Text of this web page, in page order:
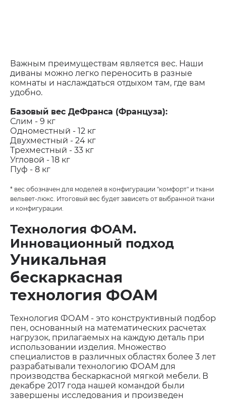
Важным преимуществам является вес. Наши
диваны можно легко переносить в разные
комнаты и наслаждаться отдыхом там, где вам
удобно.
Базовый вес ДеФранса (Француза):
Слим - 9 кг
Одноместный - 12 кг
Двухместный - 24 кг
Трехместный - 33 кг
Угловой - 18 кг
Пуф - 8 кг
* вес обозначен для моделей в конфигурации "комфорт" и ткани
вельвет-люкс. Итоговый вес будет зависеть от выбранной ткани
и конфигурации.
Технология ФОАМ.
Инновационный подход
Уникальная
бескаркасная
технология ФОАМ
Технология ФОАМ - это конструктивный подбор
пен, основанный на математических расчетах
нагрузок, прилагаемых на каждую деталь при
использовании изделия. Множество
специалистов в различных областях более 3 лет
разрабатывали технологию ФОАМ для
производства бескаркасной мягкой мебели. В
декабре 2017 года нашей командой были
завершены исследования и произведен